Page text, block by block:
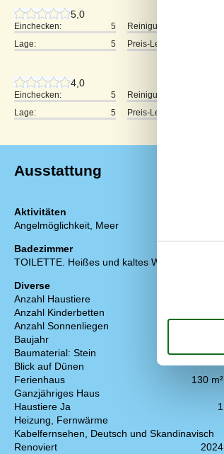
5,0
Einchecken: 5 Reinigung:
Lage:
5 Preis-Leistung:
4,0
Einchecken: 5 Reinigung:
Lage:
5 Preis-Leistung:
Ausstattung
Aktivitäten
Angelmöglichkeit, Meer
Badezimmer
TOILETTE. Heißes und kaltes Wasser
Diverse
Anzahl Haustiere
Anzahl Kinderbetten
Anzahl Sonnenliegen
Baujahr
Baumaterial: Stein
Blick auf Dünen
Ferienhaus
130 m²
Ganzjähriges Haus
Haustiere Ja
1
Heizung, Fernwärme
Kabelfernsehen, Deutsch und Skandinavisch
Renoviert
2024